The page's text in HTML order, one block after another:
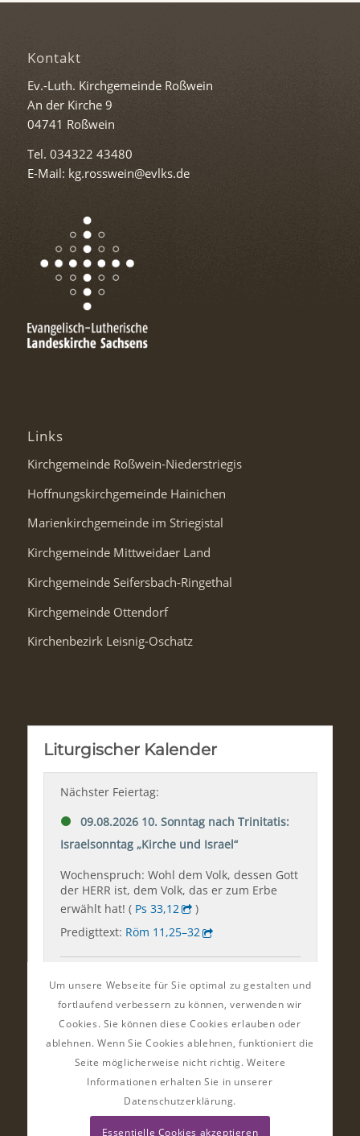
Kontakt
Ev.-Luth. Kirchgemeinde Roßwein
An der Kirche 9
04741 Roßwein
Tel. 034322 43480
E-Mail: kg.rosswein@evlks.de
Links
Kirchgemeinde Roßwein-Niederstriegis
Hoffnungskirchgemeinde Hainichen
Marienkirchgemeinde im Striegistal
Kirchgemeinde Mittweidaer Land
Kirchgemeinde Seifersbach-Ringethal
Kirchgemeinde Ottendorf
Kirchenbezirk Leisnig-Oschatz
Um unsere Webseite für Sie optimal zu gestalten und
fortlaufend verbessern zu können, verwenden wir
Cookies. Sie können diese Cookies erlauben oder
ablehnen. Wenn Sie Cookies ablehnen, funktioniert die
Seite möglicherweise nicht richtig. Weitere
Informationen erhalten Sie in unserer
Datenschutzerklärung.
Essentielle Cookies akzeptieren